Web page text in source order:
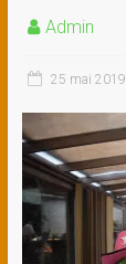
Admin
25 mai 2019